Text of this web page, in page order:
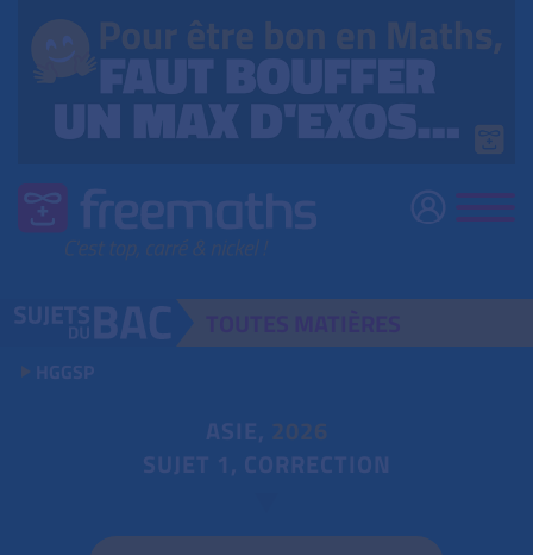
HGGSP
ASIE, 2026
SUJET 1, CORRECTION